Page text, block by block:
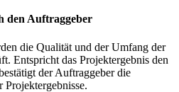
den Auftraggeber
die Qualität und der Umfang der
Entspricht das Projektergebnis den
der Auftraggeber die
Projektergebnisse.